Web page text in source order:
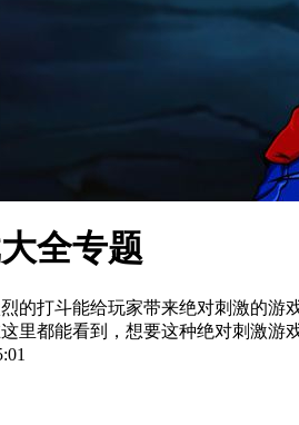
全专题
的打斗能给玩家带来绝对刺激的
里都能看到，想要这种绝对刺激游